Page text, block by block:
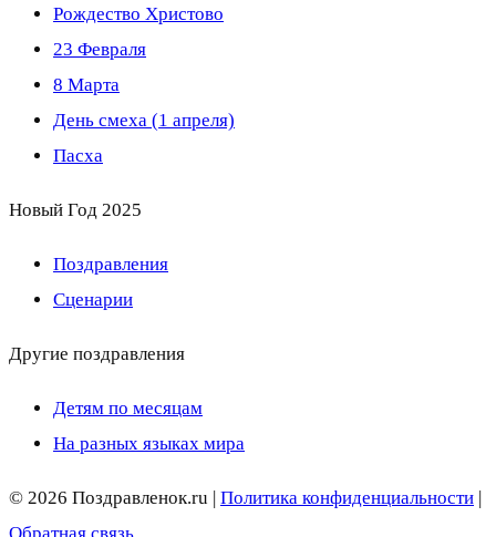
Рождество Христово
23 Февраля
8 Марта
День смеха (1 апреля)
Пасха
Новый Год 2025
Поздравления
Сценарии
Другие поздравления
Детям по месяцам
На разных языках мира
© 2026 Поздравленок.ru | Политика конфиденциальности |
Обратная связь